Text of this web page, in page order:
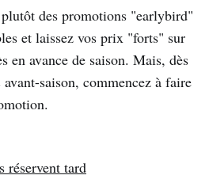
des promotions "earlybird"
et laissez vos prix "forts" sur
en avance de saison. Mais, dès
saison, commencez à faire
réservent tard